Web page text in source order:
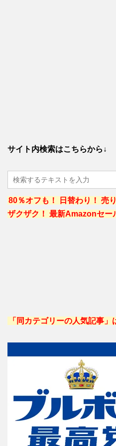
サイト内検索はこちらから↓
80％オフも！ 日替わり！ 売
ザクザク！ 最新Amazonセー
「同カテゴリーの人気記事」